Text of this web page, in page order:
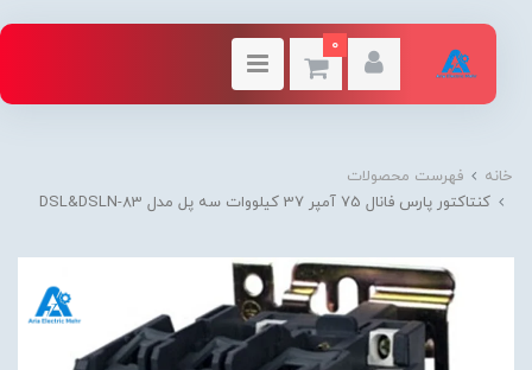
0
خانه
فهرست محصولات
کنتاکتور پارس فانال 75 آمپر 37 کیلووات سه پل مدل DSL&DSLN-83